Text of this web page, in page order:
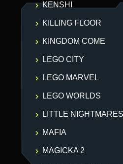
KENSHI
KILLING FLOOR
KINGDOM COME
LEGO CITY
LEGO MARVEL
LEGO WORLDS
LITTLE NIGHTMARES
MAFIA
MAGICKA 2